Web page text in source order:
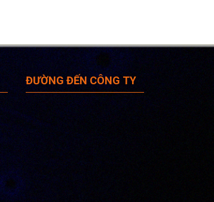
ĐƯỜNG ĐẾN CÔNG TY